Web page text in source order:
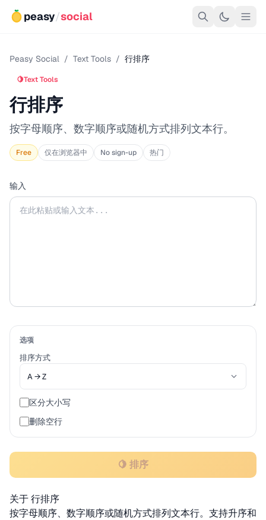
peasy/social
Peasy Social / Text Tools / 行排序
🍋Text Tools
行排序
按字母顺序、数字顺序或随机方式排列文本行。
Free 仅在浏览器中 No sign-up 热门
输入
选项
排序方式
区分大小写
删除空行
🍋 排序
关于 行排序
按字母顺序、数字顺序或随机方式排列文本行。支持升序和